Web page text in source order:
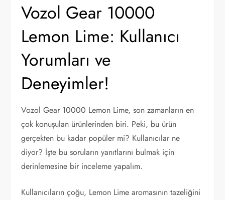
Vozol Gear 10000
Lemon Lime: Kullanıcı
Yorumları ve
Deneyimler!
Vozol Gear 10000 Lemon Lime, son zamanların en
çok konuşulan ürünlerinden biri. Peki, bu ürün
gerçekten bu kadar popüler mi? Kullanıcılar ne
diyor? İşte bu soruların yanıtlarını bulmak için
derinlemesine bir inceleme yapalım.
Kullanıcıların çoğu, Lemon Lime aromasının tazeliğini